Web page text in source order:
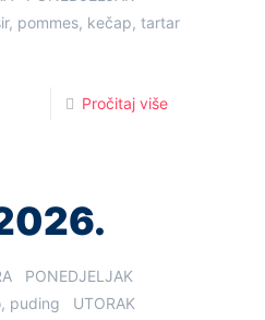
pommes, kečap, tartar
Pročitaj više
PONEDJELJAK
puding UTORAK